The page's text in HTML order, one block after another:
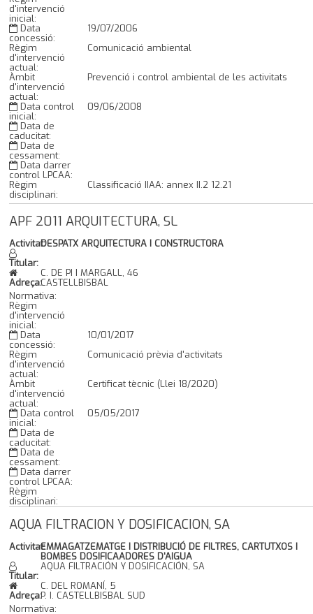
d'intervenció
inicial:
Data
concessió:
19/07/2006
Règim
d'intervenció
actual:
Comunicació ambiental
Àmbit
d'intervenció
actual:
Prevenció i control ambiental de les activitats
Data control
inicial:
09/06/2008
Data de
caducitat:
Data de
cessament:
Data darrer
control LPCAA:
Règim
disciplinari:
Classificació IIAA: annex II.2 12.21
APF 2011 ARQUITECTURA, SL
Activitat:DESPATX ARQUITECTURA I CONSTRUCTORA
Titular:
Adreça:
C. DE PI I MARGALL, 46
CASTELLBISBAL
Normativa:
Règim
d'intervenció
inicial:
Data
concessió:
10/01/2017
Règim
d'intervenció
actual:
Comunicació prèvia d'activitats
Àmbit
d'intervenció
actual:
Certificat tècnic (Llei 18/2020)
Data control
inicial:
05/05/2017
Data de
caducitat:
Data de
cessament:
Data darrer
control LPCAA:
Règim
disciplinari:
AQUA FILTRACION Y DOSIFICACION, SA
Activitat:EMMAGATZEMATGE I DISTRIBUCIÓ DE FILTRES, CARTUTXOS I
BOMBES DOSIFICAADORES D'AIGUA
Titular:
AQUA FILTRACIÓN Y DOSIFICACIÓN, SA
Adreça:
C. DEL ROMANÍ, 5
P. I. CASTELLBISBAL SUD
Normativa: